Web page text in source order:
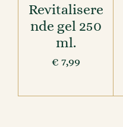
Revitalisere
nde gel 250
ml.
€ 7,99